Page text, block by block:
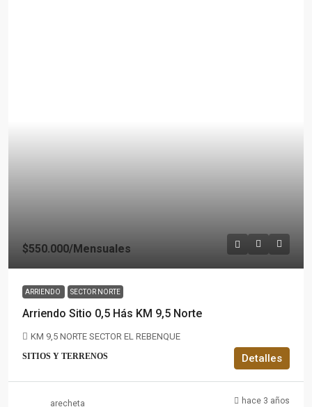
$550.000/Mensuales
ARRIENDO SECTOR NORTE
Arriendo Sitio 0,5 Hás KM 9,5 Norte
KM 9,5 NORTE SECTOR EL REBENQUE
SITIOS Y TERRENOS Detalles
arecheta hace 3 años